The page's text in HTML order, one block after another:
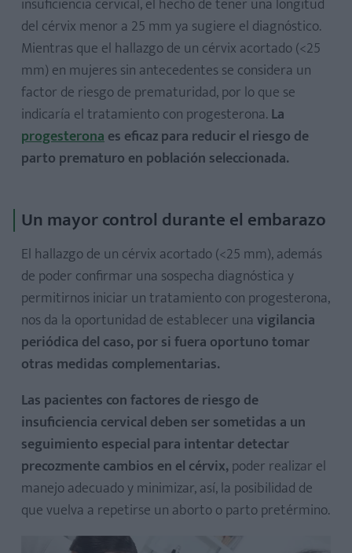
insuficiencia cervical, el hecho de tener una longitud
del cérvix menor a 25 mm ya sugiere el diagnóstico.
Mientras que el hallazgo de un cérvix acortado (<25
mm) en mujeres sin antecedentes se considera un
factor de riesgo de prematuridad, por lo que se
indicaría el tratamiento con progesterona. La
progesteronaes eficaz para reducir el riesgo de
parto prematuro en población seleccionada.
Un mayor control durante el embarazo
El hallazgo de un cérvix acortado (<25 mm), además
de poder confirmar una sospecha diagnóstica y
permitirnos iniciar un tratamiento con progesterona,
nos da la oportunidad de establecer una vigilancia
periódica del caso, por si fuera oportuno tomar
otras medidas complementarias.
Las pacientes con factores de riesgo de
insuficiencia cervical deben ser sometidas a un
seguimiento especial para intentar detectar
precozmente cambios en el cérvix,poder realizar el
manejo adecuado y minimizar, así, la posibilidad de
que vuelva a repetirse un aborto o parto pretérmino.